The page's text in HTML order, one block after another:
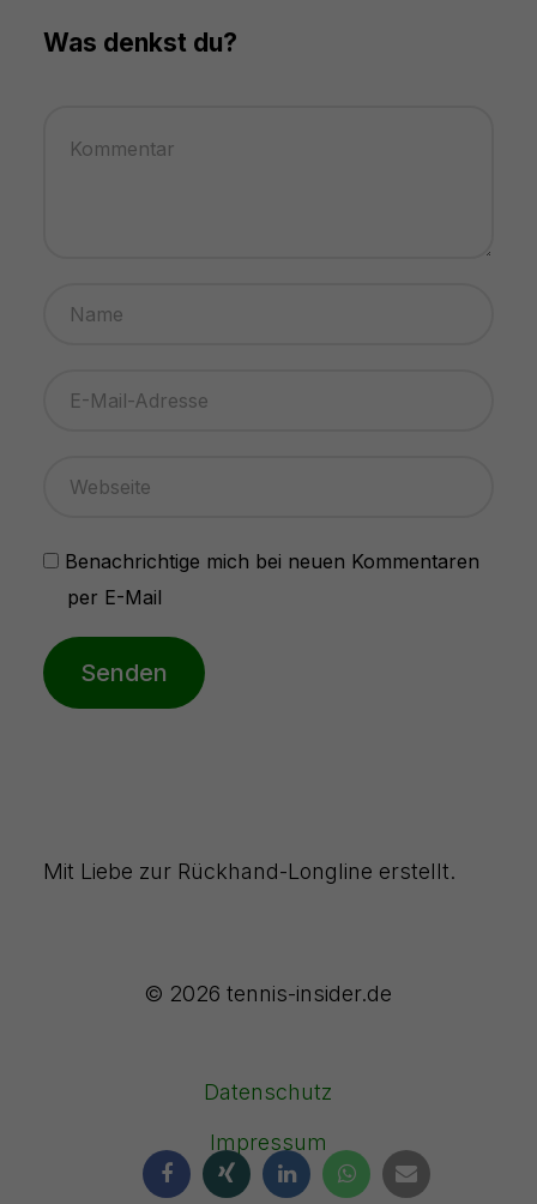
Was denkst du?
Benachrichtige mich bei neuen Kommentaren
per E-Mail
Senden
© 2026 tennis-insider.de
Datenschutz
Impressum
Mit Liebe zur Rückhand-Longline erstellt.